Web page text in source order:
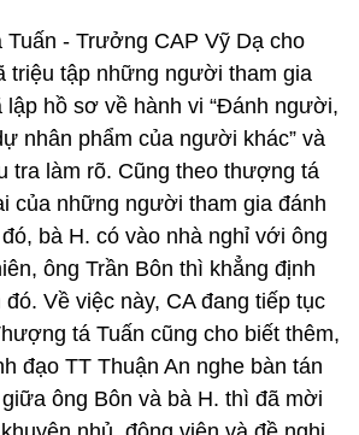
- Trưởng CAP Vỹ Dạ cho
triệu tập những người tham gia
lập hồ sơ về hành vi “Đánh người,
nhân phẩm của người khác” và
tra làm rõ. Cũng theo thượng tá
của những người tham gia đánh
bà H. có vào nhà nghỉ với ông
ông Trần Bôn thì khẳng định
đó. Về việc này, CA đang tiếp tục
tá Tuấn cũng cho biết thêm,
đạo TT Thuận An nghe bàn tán
ông Bôn và bà H. thì đã mời